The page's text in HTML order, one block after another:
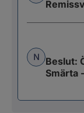
N
Beslut:
Smärta